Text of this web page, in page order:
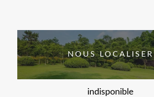
NOUS LOCALISER
indisponible